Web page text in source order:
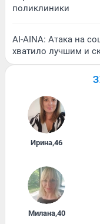
поликлиники
AI-AINA: Атака на
хватило лучшим и
Ирина,46
Милана,40